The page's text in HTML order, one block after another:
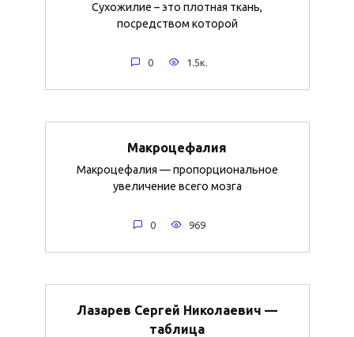
Сухожилие – это плотная ткань,
посредством которой
0 1.5к.
Макроцефалия
Макроцефалия — пропорциональное
увеличение всего мозга
0 969
Лазарев Сергей Николаевич —
таблица